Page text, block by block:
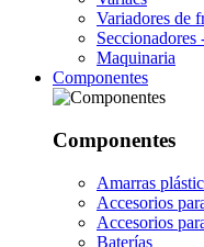
Variadores de
Seccionadores
Maquinaria
Componentes
Componentes
Amarras
Accesorios
Accesorios
Baterías